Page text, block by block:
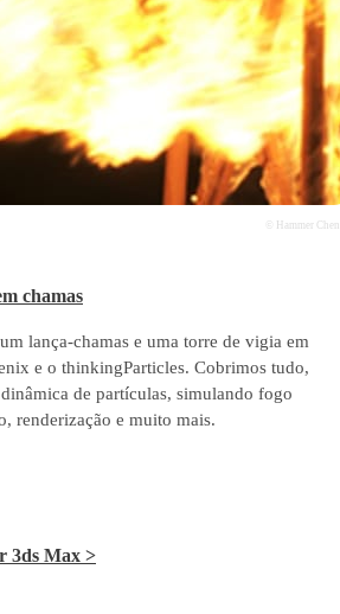
© Hammer Chen
chamas
lança-chamas e uma torre de vigia em
e o thinkingParticles. Cobrimos tudo,
de partículas, simulando fogo
renderização e muito mais.
3ds Max >